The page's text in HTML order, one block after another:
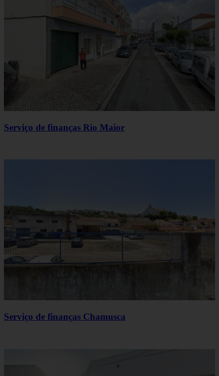
Serviço de finanças Rio Maior
Serviço de finanças Chamusca